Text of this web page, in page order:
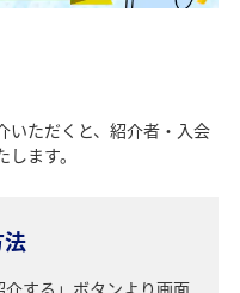
いただくと、紹介者・入会
ます。
する」ボタンより画面